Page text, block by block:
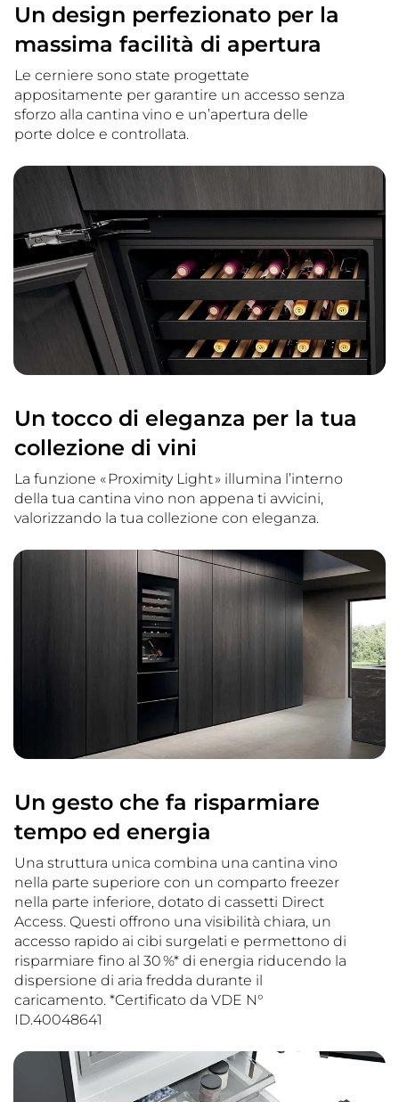
Un design perfezionato per la
massima facilità di apertura
Le cerniere sono state progettate
appositamente per garantire un accesso senza
sforzo alla cantina vino e un’apertura delle
porte dolce e controllata.
Un tocco di eleganza per la tua
collezione di vini
La funzione « Proximity Light » illumina l’interno
della tua cantina vino non appena ti avvicini,
valorizzando la tua collezione con eleganza.
Un gesto che fa risparmiare
tempo ed energia
Una struttura unica combina una cantina vino
nella parte superiore con un comparto freezer
nella parte inferiore, dotato di cassetti Direct
Access. Questi offrono una visibilità chiara, un
accesso rapido ai cibi surgelati e permettono di
risparmiare fino al 30 %* di energia riducendo la
dispersione di aria fredda durante il
caricamento. *Certificato da VDE N°
ID.40048641